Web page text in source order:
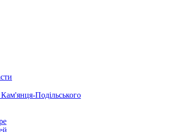
Подільського